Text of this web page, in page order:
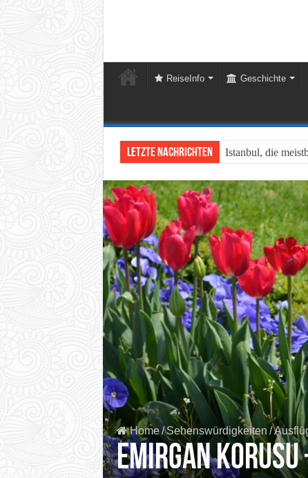
ReiseInfo Geschichte
Letzte Nachrichten Istanbul, die
Home /Sehenswürdigkeiten /
Emirgan